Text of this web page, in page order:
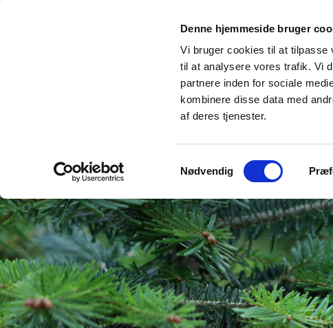
Denne hjemmeside bruger
Vi bruger cookies til at tilpasse
til at analysere vores trafik. Vi
partnere inden for sociale
kombinere disse data med
af deres tjenester.
Nødvendig
Forside